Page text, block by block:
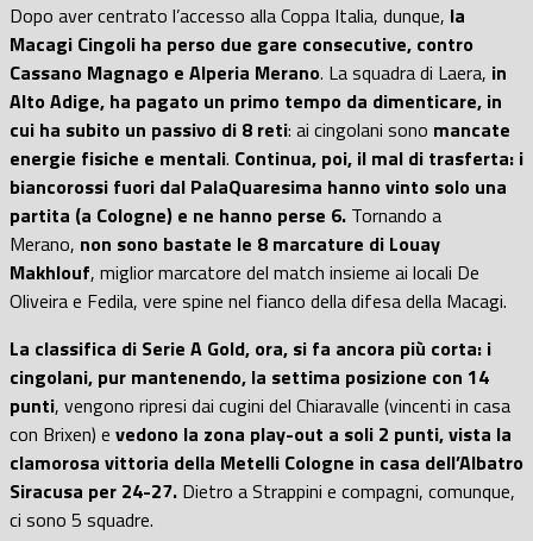
Dopo aver centrato l’accesso alla Coppa Italia, dunque, la
Macagi Cingoli ha perso due gare consecutive, contro
Cassano Magnago e Alperia Merano. La squadra di Laera, in
Alto Adige, ha pagato un primo tempo da dimenticare, in
cui ha subito un passivo di 8 reti: ai cingolani sono mancate
energie fisiche e mentali. Continua, poi, il mal di trasferta: i
biancorossi fuori dal PalaQuaresima hanno vinto solo una
partita (a Cologne) e ne hanno perse 6. Tornando a
Merano, non sono bastate le 8 marcature di Louay
Makhlouf, miglior marcatore del match insieme ai locali De
Oliveira e Fedila, vere spine nel fianco della difesa della Macagi.
La classifica di Serie A Gold, ora, si fa ancora più corta: i
cingolani, pur mantenendo, la settima posizione con 14
punti, vengono ripresi dai cugini del Chiaravalle (vincenti in casa
con Brixen) e vedono la zona play-out a soli 2 punti, vista la
clamorosa vittoria della Metelli Cologne in casa dell’Albatro
Siracusa per 24-27. Dietro a Strappini e compagni, comunque,
ci sono 5 squadre.